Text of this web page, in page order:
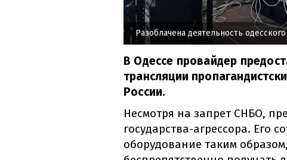
Разоблачена деятельность
В Одессе провайдер
трансляции
России.
Несмотря на запрет СНБО,
государства-агрессора. Его
оборудование таким